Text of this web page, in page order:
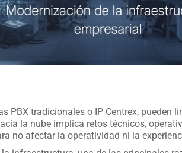
PBX tradicionales o IP Centrex, pueden
la nube implica retos técnicos,
no afectar la operatividad ni la